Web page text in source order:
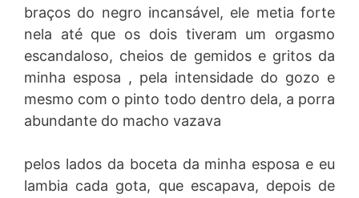
braços do negro incansável, ele metia forte
nela até que os dois tiveram um orgasmo
escandaloso, cheios de gemidos e gritos da
minha esposa , pela intensidade do gozo e
mesmo com o pinto todo dentro dela, a porra
abundante do macho vazava
pelos lados da boceta da minha esposa e eu
lambia cada gota, que escapava, depois de